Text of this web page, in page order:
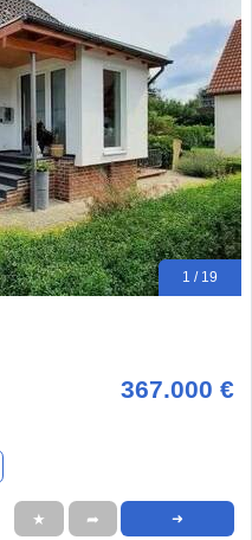
1 / 19
367.000 €
★ ➦ ➜